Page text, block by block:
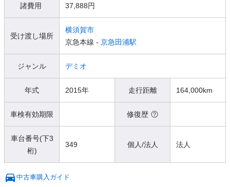
諸費用 37,888円
受け渡し場所
横須賀市
京急本線 - 京急田浦駅
ジャンル デミオ
年式 2015年 走行距離 164,000km
車検有効期限 修復歴
車台番号(下3
桁)
349 個人/法人 法人
中古車購入ガイド